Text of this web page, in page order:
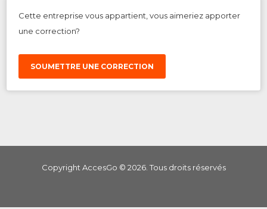
Cette entreprise vous appartient, vous aimeriez apporter
une correction?
SOUMETTRE UNE CORRECTION
Copyright AccesGo © 2026. Tous droits réservés